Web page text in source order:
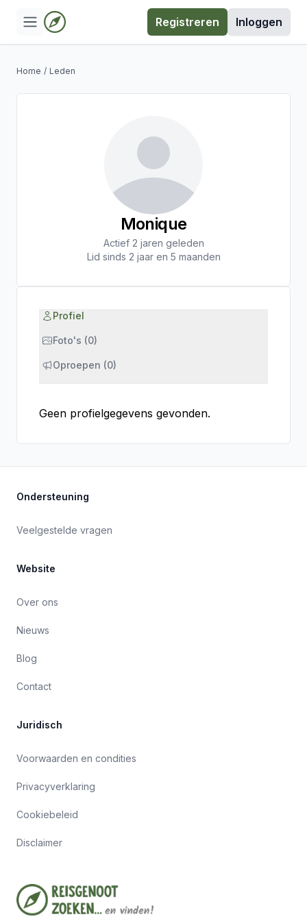
Registreren Inloggen
Home / Leden
Monique
Actief 2 jaren geleden
Lid sinds 2 jaar en 5 maanden
Profiel
Foto's (0)
Oproepen (0)
Geen profielgegevens gevonden.
Ondersteuning
Veelgestelde vragen
Website
Over ons
Nieuws
Blog
Contact
Juridisch
Voorwaarden en condities
Privacyverklaring
Cookiebeleid
Disclaimer